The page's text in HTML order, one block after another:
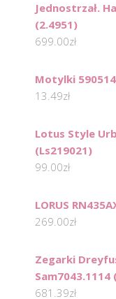
Jednostrzał.
(2.4951)
699.00zł
Motylki
13.49zł
Lotus Style
(Ls219021)
99.00zł
LORUS
269.00zł
Zegarki
Sam7043.1114
681.39zł